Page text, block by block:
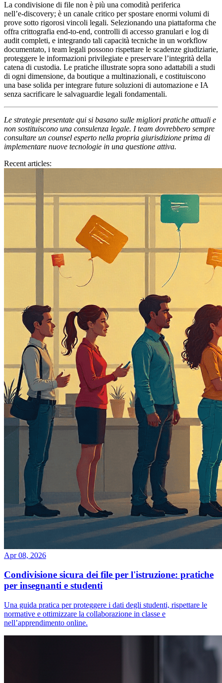
La condivisione di file non è più una comodità periferica
nell’e‑discovery; è un canale critico per spostare enormi volumi di
prove sotto rigorosi vincoli legali. Selezionando una piattaforma che
offra crittografia end‑to‑end, controlli di accesso granulari e log di
audit completi, e integrando tali capacità tecniche in un workflow
documentato, i team legali possono rispettare le scadenze giudiziarie,
proteggere le informazioni privilegiate e preservare l’integrità della
catena di custodia. Le pratiche illustrate sopra sono adattabili a studi
di ogni dimensione, da boutique a multinazionali, e costituiscono
una base solida per integrare future soluzioni di automazione e IA
senza sacrificare le salvaguardie legali fondamentali.
Le strategie presentate qui si basano sulle migliori pratiche attuali e
non sostituiscono una consulenza legale. I team dovrebbero sempre
consultare un counsel esperto nella propria giurisdizione prima di
implementare nuove tecnologie in una questione attiva.
Recent articles:
Apr 08, 2026
Condivisione sicura dei file per l'istruzione: pratiche
per insegnanti e studenti
Una guida pratica per proteggere i dati degli studenti, rispettare le
normative e ottimizzare la collaborazione in classe e
nell’apprendimento online.